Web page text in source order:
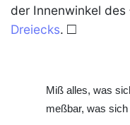
der Innenwinkel des
Dreiecks. \qed
□
Miß alles, was
meßbar, was